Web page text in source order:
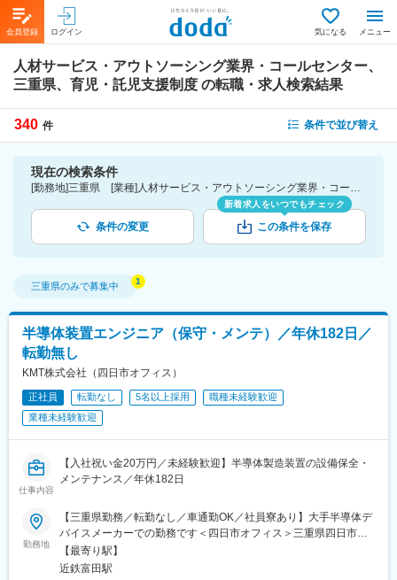
会員登録 ログイン 気になる メニュー
人材サービス・アウトソーシング業界・コールセンター、
三重県、育児・託児支援制度 の転職・求人検索結果
340 件 条件で並び替え
現在の検索条件
[勤務地]三重県 [業種]人材サービス・アウトソーシング業界・コールセンター [詳細条件](待遇・福利厚生)育児・託児支援制度
条件の変更
新着求人をいつでもチェック
この条件を保存
三重県のみで募集中
半導体装置エンジニア（保守・メンテ）／年休182日／
転勤無し
KMT株式会社（四日市オフィス）
正社員 転勤なし 5名以上採用
職種未経験歓迎
業種未経験歓迎
仕事内容
【入社祝い金20万円／未経験歓迎】半導体製造装置の設備保全・
メンテナンス／年休182日
勤務地
【三重県勤務／転勤なし／車通勤OK／社員寮あり】大手半導体デ
バイスメーカーでの勤務です＜四日市オフィス＞三重県四日市市
茂福428-1（近鉄富田駅から車7分）※マイカー通勤OK※駐車場完
備※受動喫煙対策：オフィス内禁煙・分煙＜U・Iターン支援制度あ
【最寄り駅】
近鉄富田駅